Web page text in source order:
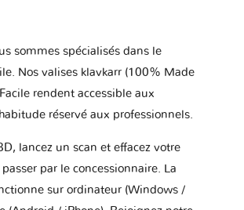
sommes spécialisés dans le
Nos valises klavkarr (100% Made
rendent accessible aux
réservé aux professionnels.
lancez un scan et effacez votre
par le concessionnaire. La
sur ordinateur (Windows /